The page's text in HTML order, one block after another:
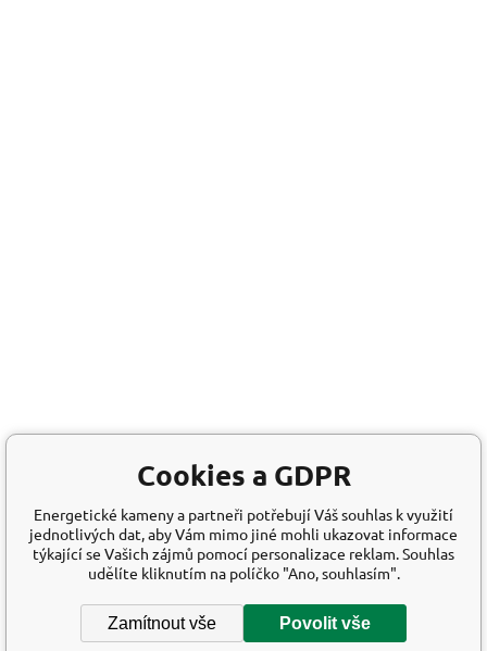
Cookies a GDPR
Energetické kameny a partneři potřebují Váš souhlas k využití
jednotlivých dat, aby Vám mimo jiné mohli ukazovat informace
týkající se Vašich zájmů pomocí personalizace reklam. Souhlas
udělíte kliknutím na políčko "Ano, souhlasím".
Zamítnout vše Povolit vše